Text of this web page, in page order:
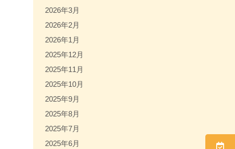
2026年3月
2026年2月
2026年1月
2025年12月
2025年11月
2025年10月
2025年9月
2025年8月
2025年7月
2025年6月